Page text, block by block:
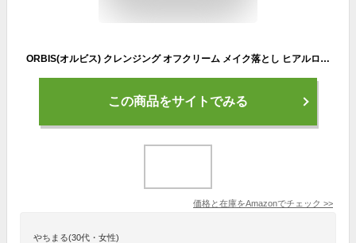
ORBIS(オルビス) クレンジング オフクリーム メイク落とし ヒアルロン酸 まつエク 濡れた手 化粧落とし 100g 2.クリーム 1.本体
この商品をサイトでみる
価格と在庫をAmazonでチェック >>
やちまる(30代・女性)